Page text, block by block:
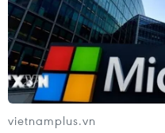
Tín hiệu tích cực đối
phục hồi kinh tế của
03/08/2026 07:22
vietnamplus.vn